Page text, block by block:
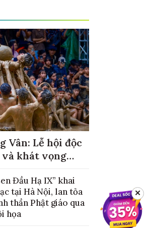
Vân: Lễ hội độc
và khát vọng
Đầu Hạ IX” khai
tại Hà Nội, lan tỏa
thần Phật giáo qua
họa
✕